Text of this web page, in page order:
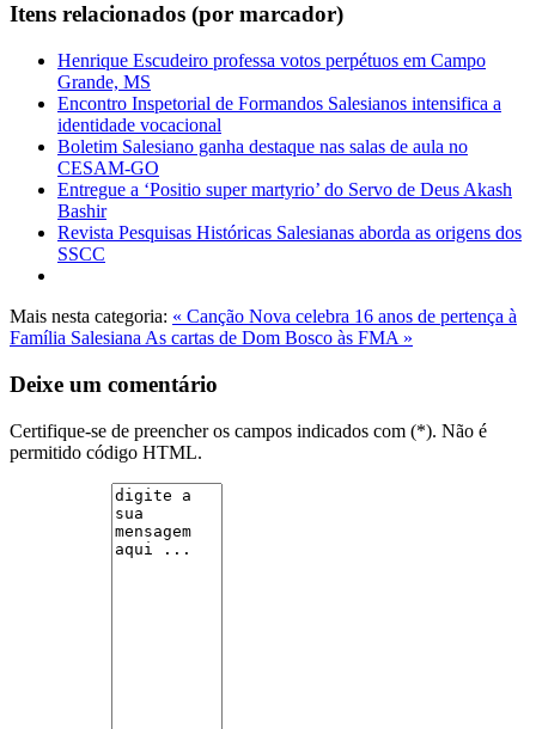
Itens relacionados (por marcador)
Henrique Escudeiro professa votos perpétuos em Campo
Grande, MS
Encontro Inspetorial de Formandos Salesianos intensifica a
identidade vocacional
Boletim Salesiano ganha destaque nas salas de aula no
CESAM-GO
Entregue a ‘Positio super martyrio’ do Servo de Deus Akash
Bashir
Revista Pesquisas Históricas Salesianas aborda as origens dos
SSCC
Mais nesta categoria: « Canção Nova celebra 16 anos de pertença à
Família Salesiana As cartas de Dom Bosco às FMA »
Deixe um comentário
Certifique-se de preencher os campos indicados com (*). Não é
permitido código HTML.